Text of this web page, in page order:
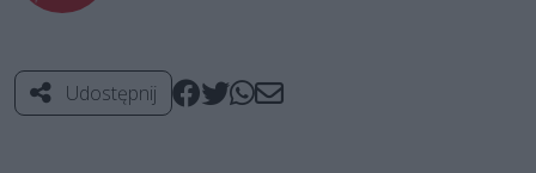
Udostępnij